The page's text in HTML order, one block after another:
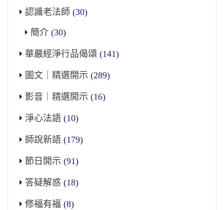
認識老法師 (30)
簡介 (30)
華嚴經淨行品偈頌 (141)
圖文｜精選開示 (289)
影音｜精選開示 (16)
淨心法語 (10)
師說新語 (179)
節日開示 (91)
答疑解惑 (18)
修福有福 (8)